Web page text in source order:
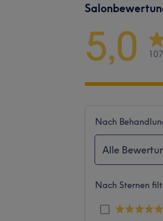
5,0
Nach
Alle
Nach Sternen